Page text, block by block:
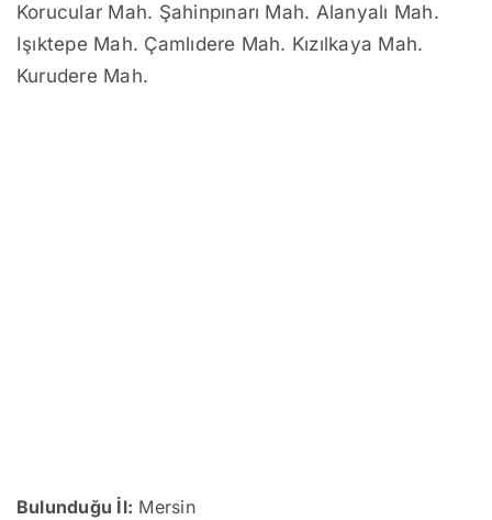
Korucular Mah. Şahinpınarı Mah. Alanyalı Mah.
Işıktepe Mah. Çamlıdere Mah. Kızılkaya Mah.
Kurudere Mah.
Bulunduğu İl: Mersin